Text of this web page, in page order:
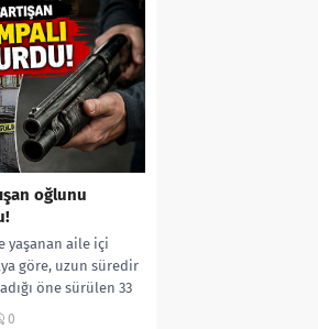
oğlunu
yaşanan aile içi
göre, uzun süredir
öne sürülen 33
0